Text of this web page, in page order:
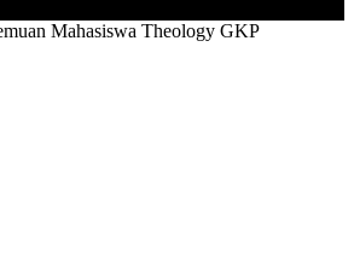
Mahasiswa Theology GKP